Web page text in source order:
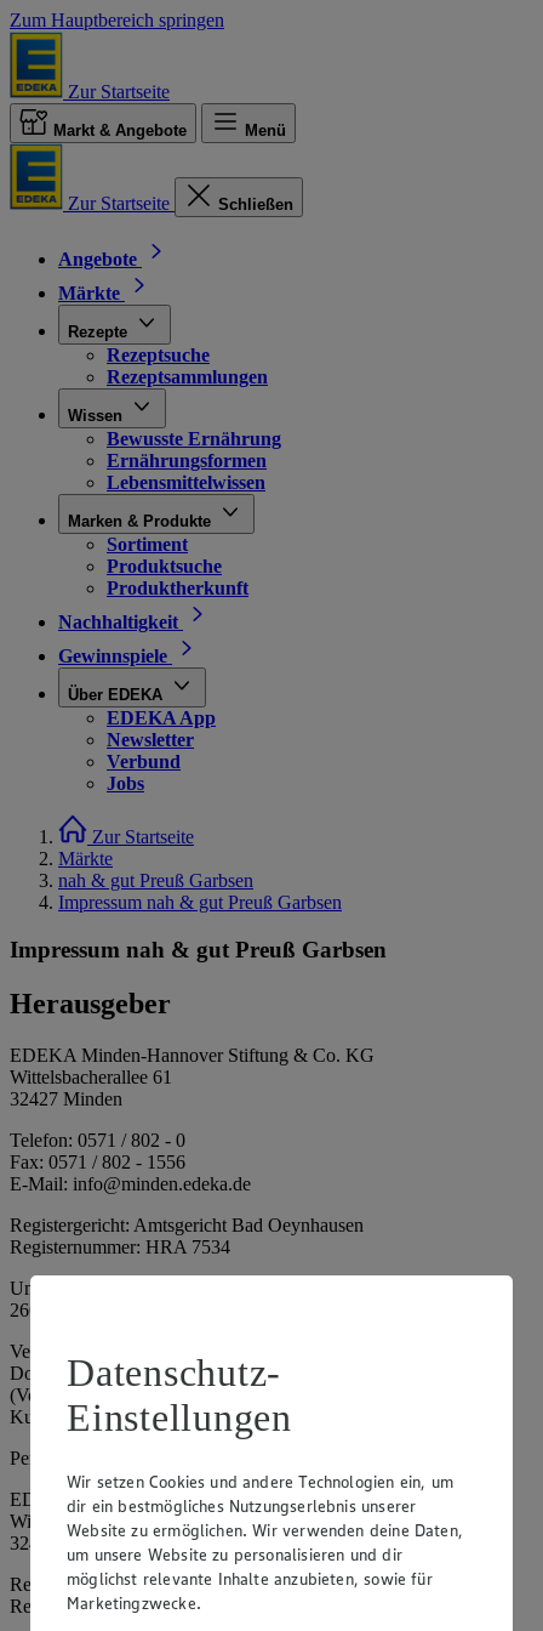
Zum Hauptbereich springen
Zur Startseite
Markt & Angebote Menü
Zur Startseite Schließen
Angebote
Märkte
Rezepte
Rezeptsuche
Rezeptsammlungen
Wissen
Bewusste Ernährung
Ernährungsformen
Lebensmittelwissen
Marken & Produkte
Sortiment
Produktsuche
Produktherkunft
Nachhaltigkeit
Gewinnspiele
Über EDEKA
EDEKA App
Newsletter
Verbund
Jobs
Zur Startseite
Märkte
nah & gut Preuß Garbsen
Impressum nah & gut Preuß Garbsen
Impressum nah & gut Preuß Garbsen
Herausgeber
EDEKA Minden-Hannover Stiftung & Co. KG
Wittelsbacherallee 61
32427 Minden
Telefon: 0571 / 802 - 0
Fax: 0571 / 802 - 1556
E-Mail: info@minden.edeka.de
Registergericht: Amtsgericht Bad Oeynhausen
Registernummer: HRA 7534
Umsatzsteuer-Identifikationsnummer gem. § 27a UStG: DE
266067317
Vertretungsberechtigte: Mark Rosenkranz (Sprecher), Eileen
Dominique Klingsiek (Vorstandsmitglied), Ulf-U. Plath
(Vorstandsmitglied), Stephan Wohler (Vorstandsmitglied), Marc
Kuhlmann (Aufsichtsratsvorsitzender)
Persönlich haftende Gesellschafterin:
EDEKA Minden-Hannover Holding GmbH
Wittelsbacherallee 61
32427 Minden
Registergericht: Amtsgericht Bad Oeynhausen
Registernummer: HRB 4086
Datenschutz-
Einstellungen
Wir setzen Cookies und andere Technologien ein, um
dir ein bestmögliches Nutzungserlebnis unserer
Website zu ermöglichen. Wir verwenden deine Daten,
um unsere Website zu personalisieren und dir
möglichst relevante Inhalte anzubieten, sowie für
Marketingzwecke.